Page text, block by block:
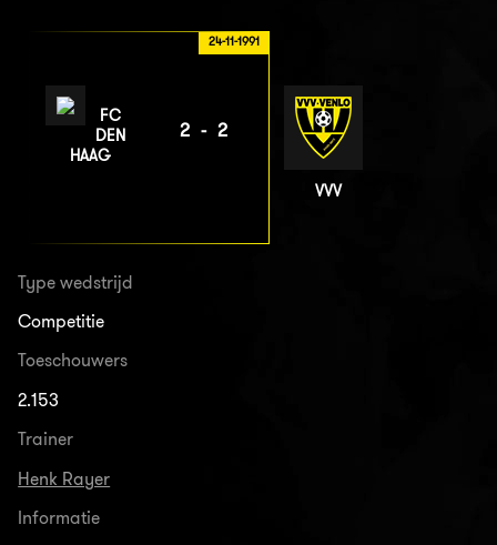
24-11-1991
FC
DEN
HAAG
2-2
VVV
Type wedstrijd
Competitie
Toeschouwers
2.153
Trainer
Henk Rayer
Informatie